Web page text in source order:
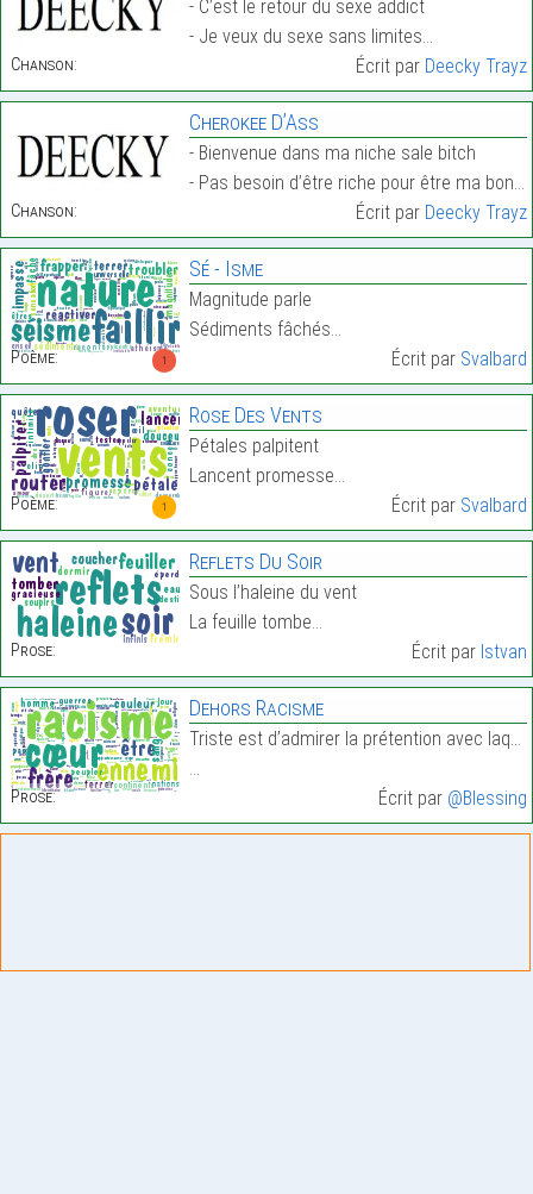
Chanson:
- C’est le retour du sexe addict
- Je veux du sexe sans limites…
Écrit par Deecky Trayz
Chanson:
Cherokee D’Ass
- Bienvenue dans ma niche sale bitch
- Pas besoin d’être riche pour être ma boniche…
Écrit par Deecky Trayz
1
Poème:
Sé - Isme
Magnitude parle
Sédiments fâchés…
Écrit par Svalbard
1
Poème:
Rose Des Vents
Pétales palpitent
Lancent promesse…
Écrit par Svalbard
Prose:
Reflets Du Soir
Sous l’haleine du vent
La feuille tombe…
Écrit par Istvan
Prose:
Dehors Racisme
Triste est d’admirer la prétention avec laquelle i
…
Écrit par @Blessing